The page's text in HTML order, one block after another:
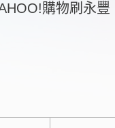
購物刷永豐